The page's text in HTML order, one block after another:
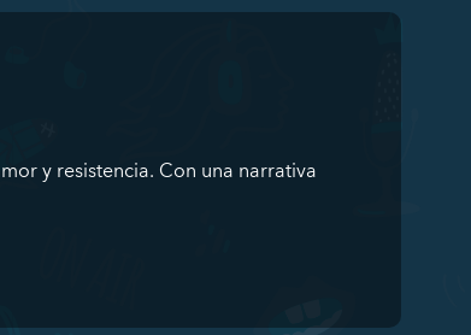
y resistencia. Con una narrativa